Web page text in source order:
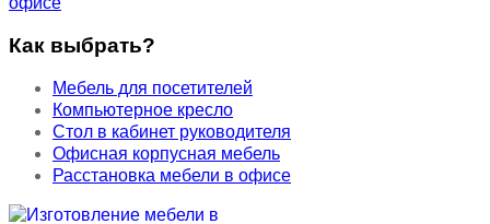
Как выбрать?
Мебель для посетителей
Компьютерное кресло
Стол в кабинет руководителя
Офисная корпусная мебель
Расстановка мебели в офисе